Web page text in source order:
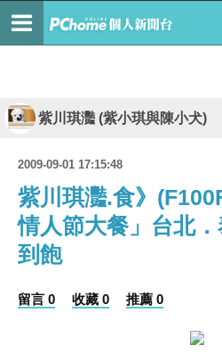
紫川琪灩 (紫小琪與陳小犬)
2009-09-01 17:15:48
紫川琪灩.食》
情人節大餐」台北
到飽
留言 0 收藏 0 推薦 0